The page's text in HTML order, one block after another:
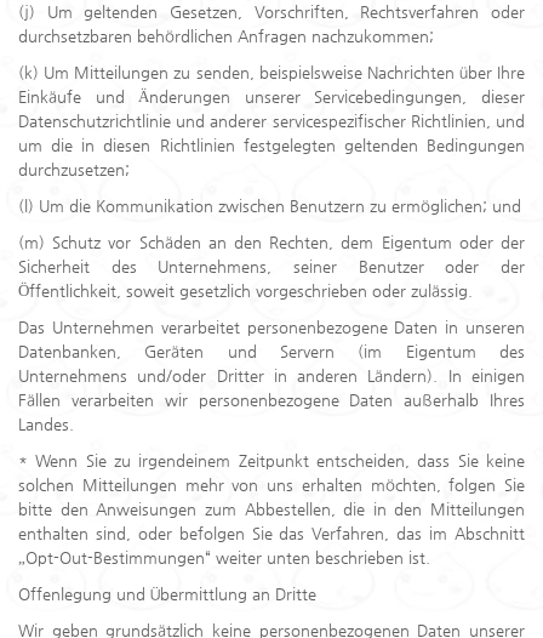
(j) Um geltenden Gesetzen, Vorschriften, Rechtsverfahren oder
durchsetzbaren behördlichen Anfragen nachzukommen;
(k) Um Mitteilungen zu senden, beispielsweise Nachrichten über Ihre
Einkäufe und Änderungen unserer Servicebedingungen, dieser
Datenschutzrichtlinie und anderer servicespezifischer Richtlinien, und
um die in diesen Richtlinien festgelegten geltenden Bedingungen
durchzusetzen;
(l) Um die Kommunikation zwischen Benutzern zu ermöglichen; und
(m) Schutz vor Schäden an den Rechten, dem Eigentum oder der
Sicherheit des Unternehmens, seiner Benutzer oder der
Öffentlichkeit, soweit gesetzlich vorgeschrieben oder zulässig.
Das Unternehmen verarbeitet personenbezogene Daten in unseren
Datenbanken, Geräten und Servern (im Eigentum des
Unternehmens und/oder Dritter in anderen Ländern). In einigen
Fällen verarbeiten wir personenbezogene Daten außerhalb Ihres
Landes.
* Wenn Sie zu irgendeinem Zeitpunkt entscheiden, dass Sie keine
solchen Mitteilungen mehr von uns erhalten möchten, folgen Sie
bitte den Anweisungen zum Abbestellen, die in den Mitteilungen
enthalten sind, oder befolgen Sie das Verfahren, das im Abschnitt
„Opt-Out-Bestimmungen“ weiter unten beschrieben ist.
Offenlegung und Übermittlung an Dritte
Wir geben grundsätzlich keine personenbezogenen Daten unserer